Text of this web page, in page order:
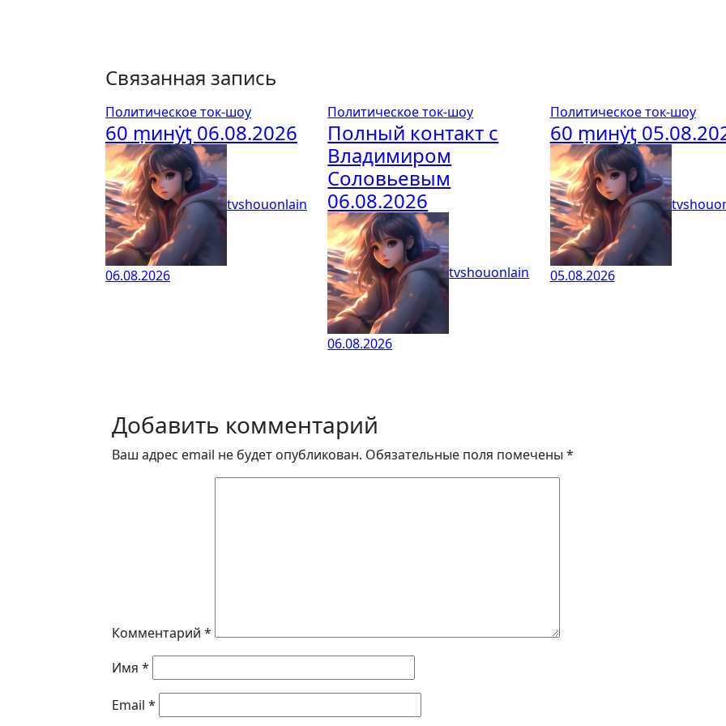
Связанная запись
Политическое ток-шоу
60 ṃинẏƫ 06.08.2026
tvshouonlain
06.08.2026
Политическое ток-шоу
Полный контакт с
Владимиром
Соловьевым
06.08.2026
tvshouonlain
06.08.2026
Политическое ток-шоу
60 ṃинẏƫ
05.08.2026
Добавить комментарий
Ваш адрес email не будет опубликован. Обязательные поля помечены *
Комментарий *
Имя *
Email *